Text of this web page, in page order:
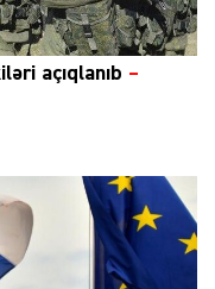
açıqlanıb –